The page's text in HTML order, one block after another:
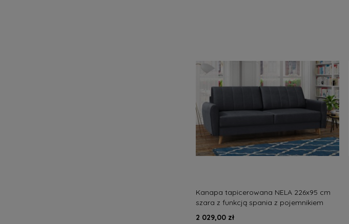
Kanapa tapicerowana NELA 226x95 cm
szara z funkcją spania z pojemnikiem
nowoczesna skandynawska
2 029,00 zł